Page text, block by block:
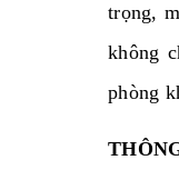
trọng,
không
phòng